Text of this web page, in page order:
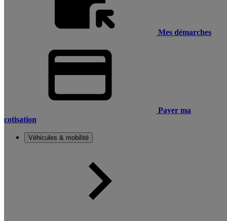
Mes démarches
Payer ma
cotisation
Véhicules & mobilité